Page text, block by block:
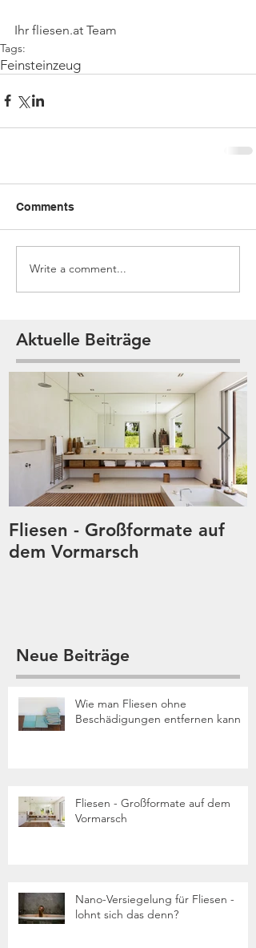
Ihr fliesen.at Team
Tags:
Feinsteinzeug
Comments
Write a comment...
Aktuelle Beiträge
Fliesen - Großformate auf
dem Vormarsch
Neue Beiträge
Wie man Fliesen ohne
Beschädigungen entfernen kann
Fliesen - Großformate auf dem
Vormarsch
Nano-Versiegelung für Fliesen -
lohnt sich das denn?